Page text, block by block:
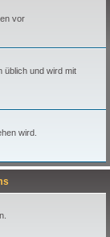
vor
üblich und wird mit
wird.